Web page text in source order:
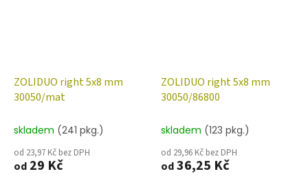
ZOLIDUO right 5x8 mm
30050/mat
skladem (241 pkg.)
od 23,97 Kč bez DPH
od 29 Kč
ZOLIDUO right 5x8 mm
30050/86800
skladem (123 pkg.)
od 29,96 Kč bez DPH
od36,25 Kč